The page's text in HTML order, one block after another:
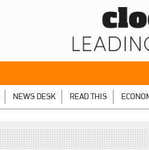
NEWS DESK READ THIS